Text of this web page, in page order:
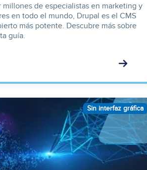
millones de especialistas en marketing y
en todo el mundo, Drupal es el CMS
más potente. Descubre más sobre
guía.
Sin interfaz gráfica